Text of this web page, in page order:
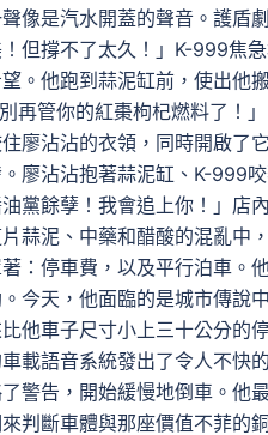
像是汽水開蓋的聲音。護盾
但撐不了太久！」K-999焦
。他跑到蒜泥缸前，使出他
再管你的紅棗枸杞燃料了！
廖沾沾的衣領，同時開啟了
廖沾沾抱著蒜泥缸、K-999
黨餘孽！我會追上你！」店
蒜泥、中藥和醋酸的混亂中
：停車費，以及平行泊車。
今天，他面臨的是城市傳說
他車子尺寸小上三十公分的
載語音系統發出了令人不快
警告，開始緩慢地倒車。他
判斷車體與那座價值不菲的